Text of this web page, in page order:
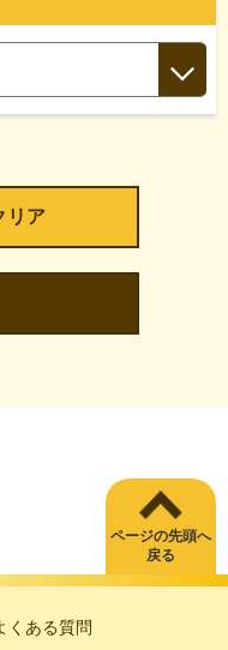
ページの先頭へ
戻る
くある質問